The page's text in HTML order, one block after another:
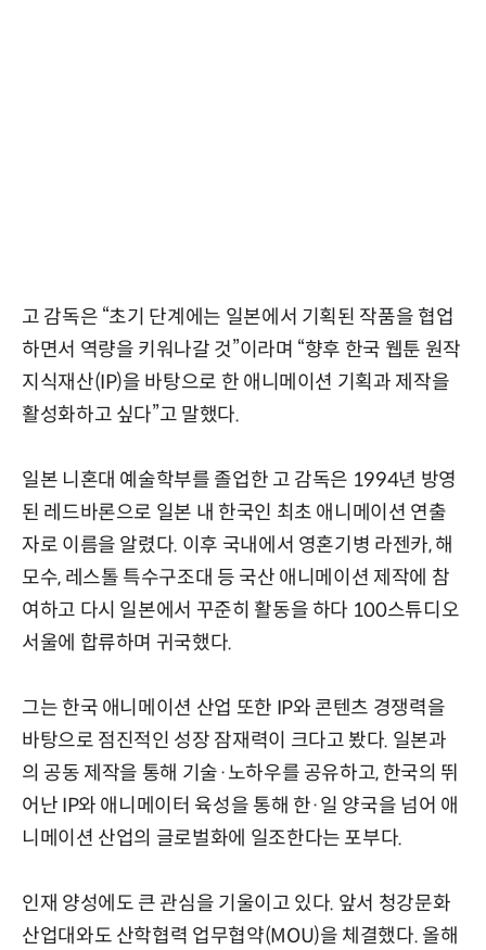
고 감독은 “초기 단계에는 일본에서 기획된 작품을 협업
하면서 역량을 키워나갈 것”이라며 “향후 한국 웹툰 원작
지식재산(IP)을 바탕으로 한 애니메이션 기획과 제작을
활성화하고 싶다”고 말했다.
일본 니혼대 예술학부를 졸업한 고 감독은 1994년 방영
된 레드바론으로 일본 내 한국인 최초 애니메이션 연출
자로 이름을 알렸다. 이후 국내에서 영혼기병 라젠카, 해
모수, 레스톨 특수구조대 등 국산 애니메이션 제작에 참
여하고 다시 일본에서 꾸준히 활동을 하다 100스튜디오
서울에 합류하며 귀국했다.
그는 한국 애니메이션 산업 또한 IP와 콘텐츠 경쟁력을
바탕으로 점진적인 성장 잠재력이 크다고 봤다. 일본과
의 공동 제작을 통해 기술·노하우를 공유하고, 한국의 뛰
어난 IP와 애니메이터 육성을 통해 한·일 양국을 넘어 애
니메이션 산업의 글로벌화에 일조한다는 포부다.
인재 양성에도 큰 관심을 기울이고 있다. 앞서 청강문화
산업대와도 산학협력 업무협약(MOU)을 체결했다. 올해